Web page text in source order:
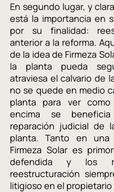
En segundo lugar, y
está la importancia en
por su finalidad:
anterior a la reforma.
de la idea de Firmeza
la planta pueda
atraviesa el calvario de
no se quede en medio
planta para ver
encima se
reparación judicial de
planta. Tanto en
Firmeza Solar es
defendida y los
reestructuración
litigioso en el